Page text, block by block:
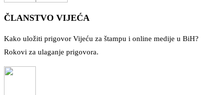
ČLANSTVO VIJEĆA
Kako uložiti prigovor Vijeću za štampu i online medije u BiH?
Rokovi za ulaganje prigovora.